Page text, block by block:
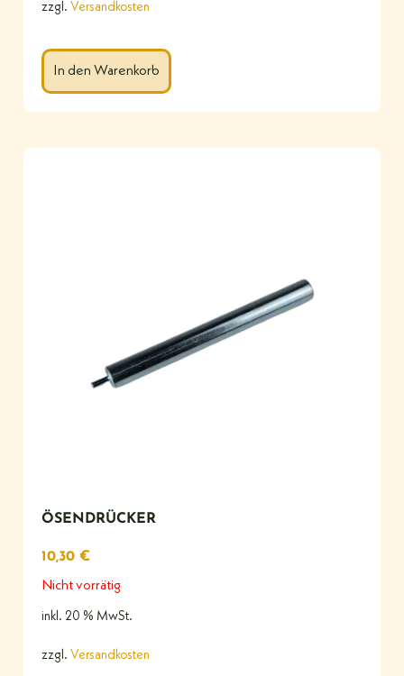
zzgl. Versandkosten
In den Warenkorb
ÖSENDRÜCKER
10,30 €
Nicht vorrätig
inkl. 20 % MwSt.
zzgl. Versandkosten